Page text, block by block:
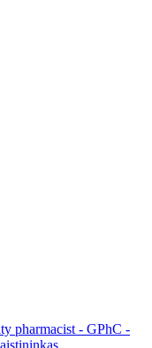
pharmacist - GPhC -